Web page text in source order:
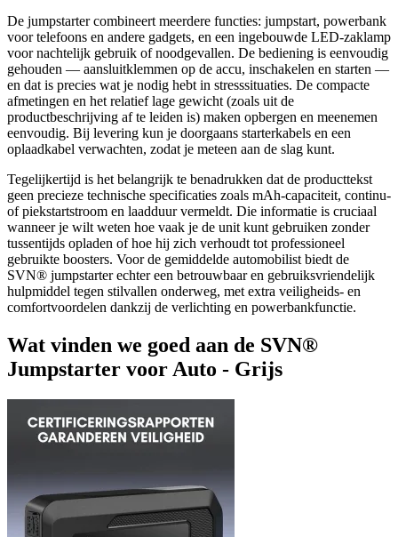
De jumpstarter combineert meerdere functies: jumpstart, powerbank
voor telefoons en andere gadgets, en een ingebouwde LED-zaklamp
voor nachtelijk gebruik of noodgevallen. De bediening is eenvoudig
gehouden — aansluitklemmen op de accu, inschakelen en starten —
en dat is precies wat je nodig hebt in stresssituaties. De compacte
afmetingen en het relatief lage gewicht (zoals uit de
productbeschrijving af te leiden is) maken opbergen en meenemen
eenvoudig. Bij levering kun je doorgaans starterkabels en een
oplaadkabel verwachten, zodat je meteen aan de slag kunt.
Tegelijkertijd is het belangrijk te benadrukken dat de producttekst
geen precieze technische specificaties zoals mAh-capaciteit, continu-
of piekstartstroom en laadduur vermeldt. Die informatie is cruciaal
wanneer je wilt weten hoe vaak je de unit kunt gebruiken zonder
tussentijds opladen of hoe hij zich verhoudt tot professioneel
gebruikte boosters. Voor de gemiddelde automobilist biedt de
SVN® jumpstarter echter een betrouwbaar en gebruiksvriendelijk
hulpmiddel tegen stilvallen onderweg, met extra veiligheids- en
comfortvoordelen dankzij de verlichting en powerbankfunctie.
Wat vinden we goed aan de SVN®
Jumpstarter voor Auto - Grijs